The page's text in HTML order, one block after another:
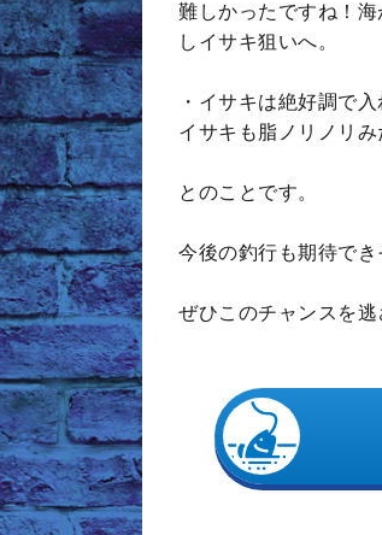
難しかったですね！
しイサキ狙いへ。
・イサキは絶好調で
イサキも脂ノリノリ
とのことです。
今後の釣行も期待でき
ぜひこのチャンスを逃